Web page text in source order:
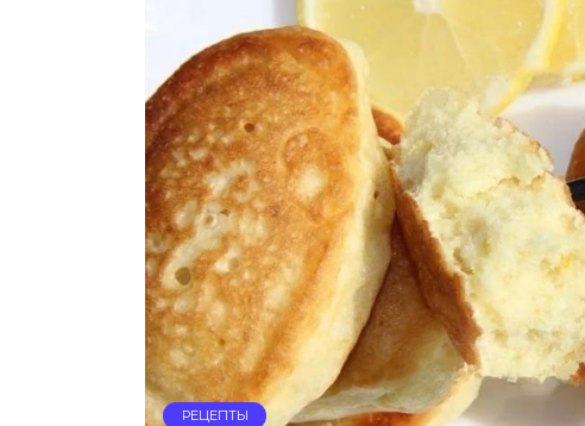
РЕЦЕПТЫ